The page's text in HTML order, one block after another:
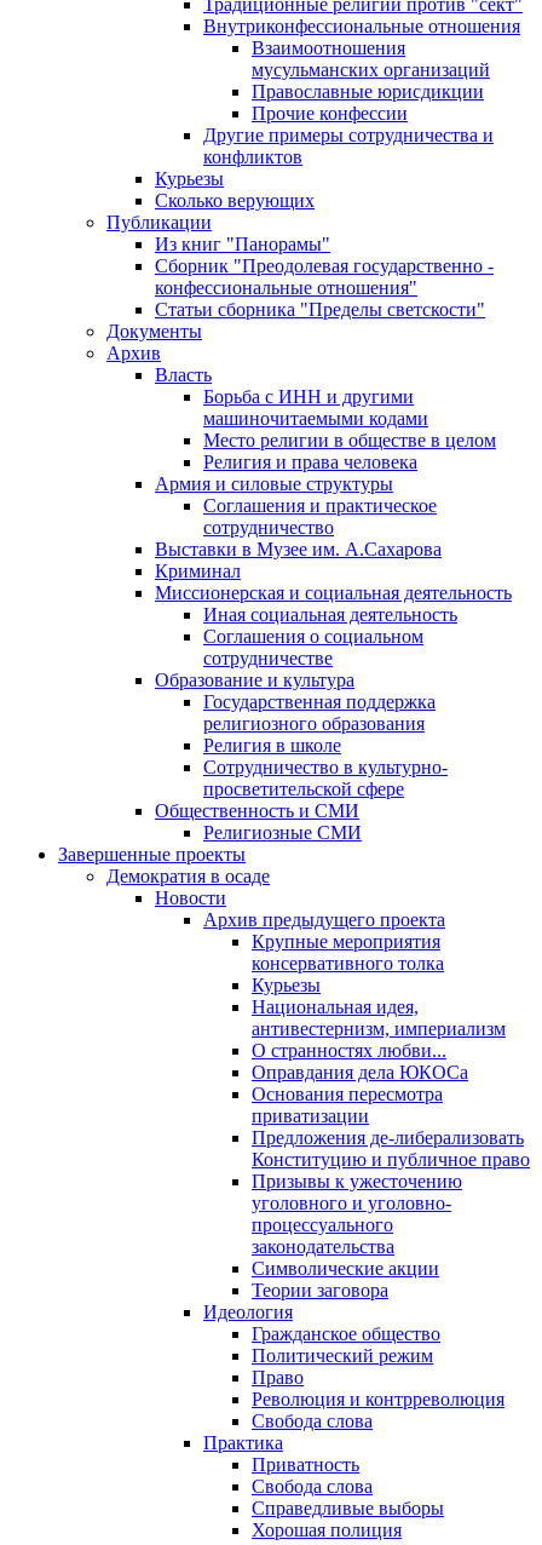
Традиционные религии против "сект"
Внутриконфессиональные отношения
Взаимоотношения
мусульманских организаций
Православные юрисдикции
Прочие конфессии
Другие примеры сотрудничества и
конфликтов
Курьезы
Сколько верующих
Публикации
Из книг "Панорамы"
Сборник "Преодолевая государственно -
конфессиональные отношения"
Статьи сборника "Пределы светскости"
Документы
Архив
Власть
Борьба с ИНН и другими
машиночитаемыми кодами
Место религии в обществе в целом
Религия и права человека
Армия и силовые структуры
Соглашения и практическое
сотрудничество
Выставки в Музее им. А.Сахарова
Криминал
Миссионерская и социальная деятельность
Иная социальная деятельность
Соглашения о социальном
сотрудничестве
Образование и культура
Государственная поддержка
религиозного образования
Религия в школе
Сотрудничество в культурно-
просветительской сфере
Общественность и СМИ
Религиозные СМИ
Завершенные проекты
Демократия в осаде
Новости
Архив предыдущего проекта
Крупные мероприятия
консервативного толка
Курьезы
Национальная идея,
антивестернизм, империализм
О странностях любви...
Оправдания дела ЮКОСа
Основания пересмотра
приватизации
Предложения де-либерализовать
Конституцию и публичное право
Призывы к ужесточению
уголовного и уголовно-
процессуального
законодательства
Символические акции
Теории заговора
Идеология
Гражданское общество
Политический режим
Право
Революция и контрреволюция
Свобода слова
Практика
Приватность
Свобода слова
Справедливые выборы
Хорошая полиция